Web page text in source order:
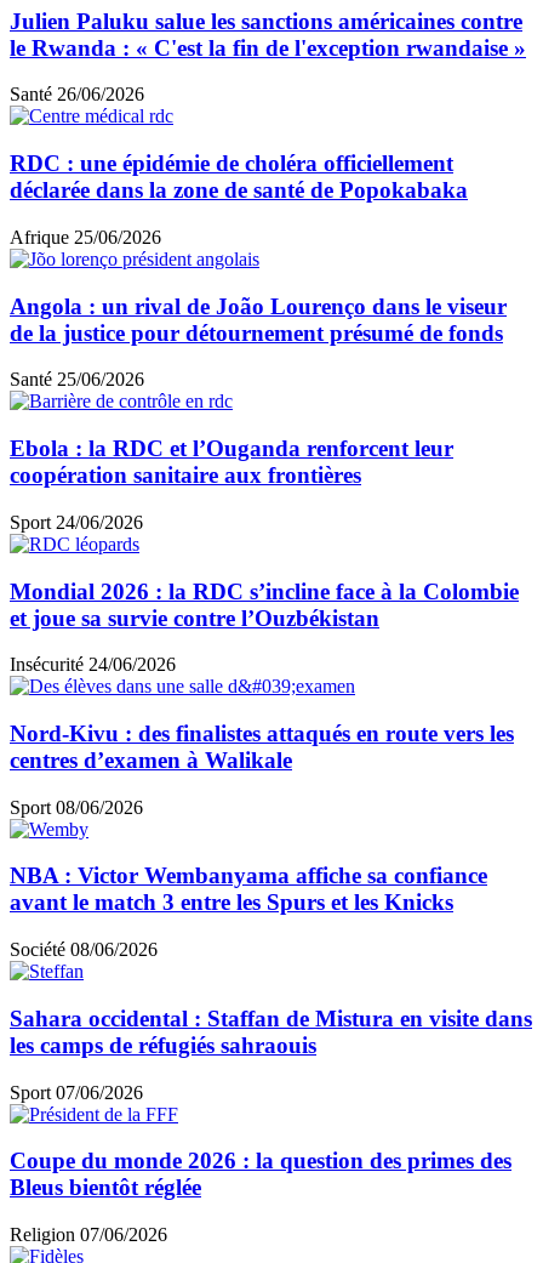
Julien Paluku salue les sanctions américaines contre
le Rwanda : « C'est la fin de l'exception rwandaise »
Santé 26/06/2026
RDC : une épidémie de choléra officiellement
déclarée dans la zone de santé de Popokabaka
Afrique 25/06/2026
Angola : un rival de João Lourenço dans le viseur
de la justice pour détournement présumé de fonds
Santé 25/06/2026
Ebola : la RDC et l’Ouganda renforcent leur
coopération sanitaire aux frontières
Sport 24/06/2026
Mondial 2026 : la RDC s’incline face à la Colombie
et joue sa survie contre l’Ouzbékistan
Insécurité 24/06/2026
Nord-Kivu : des finalistes attaqués en route vers les
centres d’examen à Walikale
Sport 08/06/2026
NBA : Victor Wembanyama affiche sa confiance
avant le match 3 entre les Spurs et les Knicks
Société 08/06/2026
Sahara occidental : Staffan de Mistura en visite dans
les camps de réfugiés sahraouis
Sport 07/06/2026
Coupe du monde 2026 : la question des primes des
Bleus bientôt réglée
Religion 07/06/2026